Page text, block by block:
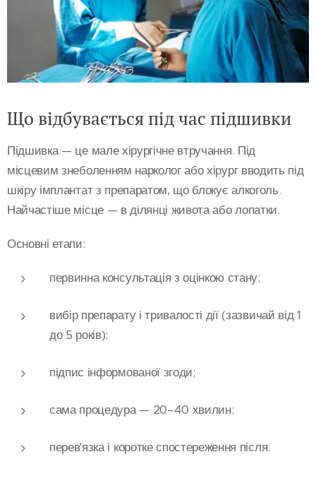
Що відбувається під час підшивки
Підшивка — це мале хірургічне втручання. Під
місцевим знеболенням нарколог або хірург вводить під
шкіру імплантат з препаратом, що блокує алкоголь.
Найчастіше місце — в ділянці живота або лопатки.
Основні етапи:
первинна консультація з оцінкою стану;
вибір препарату і тривалості дії (зазвичай від 1
до 5 років);
підпис інформованої згоди;
сама процедура — 20–40 хвилин;
перев'язка і коротке спостереження після.